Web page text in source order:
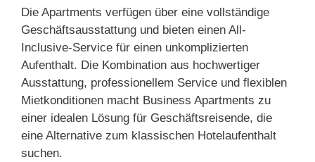
Die Apartments verfügen über eine vollständige
Geschäftsausstattung und bieten einen All-
Inclusive-Service für einen unkomplizierten
Aufenthalt. Die Kombination aus hochwertiger
Ausstattung, professionellem Service und flexiblen
Mietkonditionen macht Business Apartments zu
einer idealen Lösung für Geschäftsreisende, die
eine Alternative zum klassischen Hotelaufenthalt
suchen.